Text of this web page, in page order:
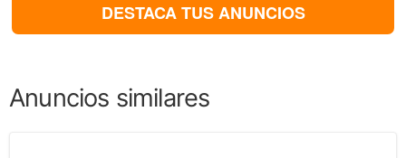
DESTACA TUS ANUNCIOS
Anuncios similares